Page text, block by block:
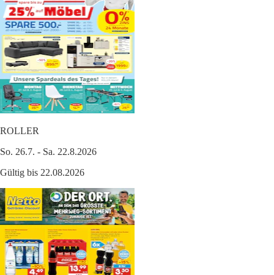
ROLLER
So. 26.7. - Sa. 22.8.2026
Gültig bis 22.08.2026